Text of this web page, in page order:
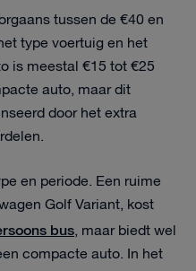
tussen de €40 en
type voertuig en het
is meestal €15 tot €25
auto, maar dit
door het extra
en periode. Een ruime
Golf Variant, kost
bus, maar biedt wel
compacte auto. In het